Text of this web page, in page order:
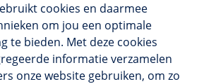
cookies en daarmee
om jou een optimale
te bieden. Met deze cookies
informatie verzamelen
onze website gebruiken, om zo
dan 250 opleidingen
BIG-opleidingen in huis
en CRKBO-geregistreerd
beoordeling 8,4